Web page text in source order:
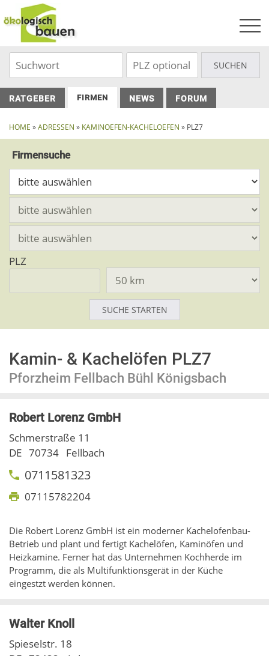
to
content
RATGEBER FIRMEN NEWS FORUM
HOME »ADRESSEN » KAMINOEFEN-KACHELOEFEN » PLZ7
Firmensuche
PLZ
Kamin- & Kachelöfen PLZ7
Pforzheim Fellbach Bühl Königsbach
Robert Lorenz GmbH
Schmerstraße 11
DE 70734 Fellbach
0711581323
07115782204
Die Robert Lorenz GmbH ist ein moderner Kachelofenbau-
Betrieb und plant und fertigt Kachelöfen, Kaminöfen und
Heizkamine. Ferner hat das Unternehmen Kochherde im
Programm, die als Multifunktionsgerät in der Küche
eingestzt werden können.
Walter Knoll
Spieselstr. 18